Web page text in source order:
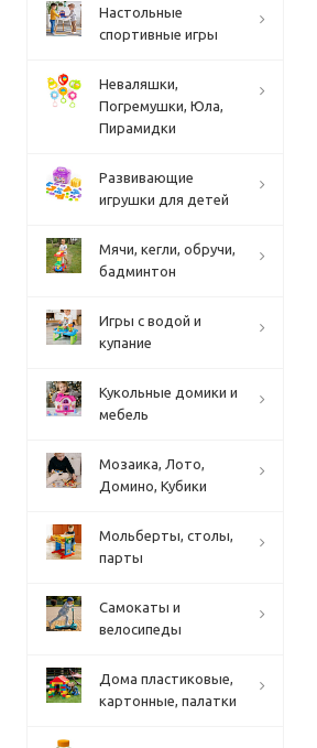
Настольные
спортивные игры
Неваляшки,
Погремушки, Юла,
Пирамидки
Развивающие
игрушки для детей
Мячи, кегли, обручи,
бадминтон
Игры с водой и
купание
Кукольные домики и
мебель
Мозаика, Лото,
Домино, Кубики
Мольберты, столы,
парты
Cамокаты и
велосипеды
Дома пластиковые,
картонные, палатки